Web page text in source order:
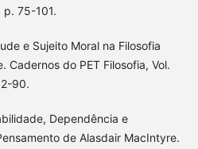
p. 75-101.
e Sujeito Moral na Filosofia
Cadernos do PET Filosofia, Vol.
90.
Dependência e
de Alasdair MacIntyre.